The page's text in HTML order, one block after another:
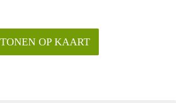
TONEN OP KAART